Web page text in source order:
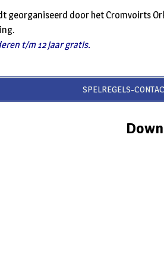
georganiseerd door het Cromvoirts
t/m 12 jaar gratis.
SPELREGELS-